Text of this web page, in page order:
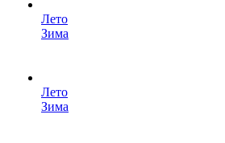
Лето
Зима
Лето
Зима